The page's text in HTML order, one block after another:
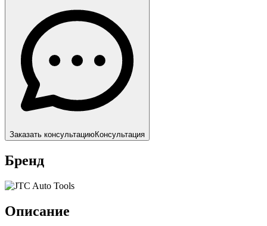
Заказать консультациюКонсультация
Бренд
Описание